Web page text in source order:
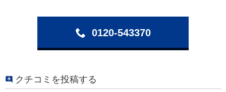
0120-543370
クチコミを投稿する